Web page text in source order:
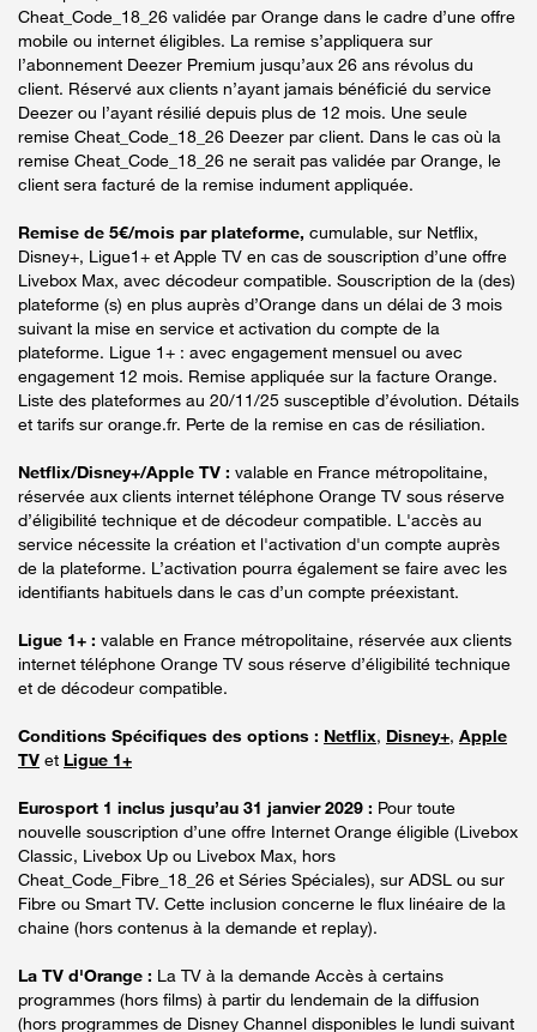
Cheat_Code_18_26 validée par Orange dans le cadre d’une offre
mobile ou internet éligibles. La remise s’appliquera sur
l’abonnement Deezer Premium jusqu’aux 26 ans révolus du
client. Réservé aux clients n’ayant jamais bénéficié du service
Deezer ou l’ayant résilié depuis plus de 12 mois. Une seule
remise Cheat_Code_18_26 Deezer par client. Dans le cas où la
remise Cheat_Code_18_26 ne serait pas validée par Orange, le
client sera facturé de la remise indument appliquée.
Remise de 5€/mois par plateforme, cumulable, sur Netflix,
Disney+, Ligue1+ et Apple TV en cas de souscription d’une offre
Livebox Max, avec décodeur compatible. Souscription de la (des)
plateforme (s) en plus auprès d’Orange dans un délai de 3 mois
suivant la mise en service et activation du compte de la
plateforme. Ligue 1+ : avec engagement mensuel ou avec
engagement 12 mois. Remise appliquée sur la facture Orange.
Liste des plateformes au 20/11/25 susceptible d’évolution. Détails
et tarifs sur orange.fr. Perte de la remise en cas de résiliation.
Netflix/Disney+/Apple TV : valable en France métropolitaine,
réservée aux clients internet téléphone Orange TV sous réserve
d’éligibilité technique et de décodeur compatible. L'accès au
service nécessite la création et l'activation d'un compte auprès
de la plateforme. L’activation pourra également se faire avec les
identifiants habituels dans le cas d’un compte préexistant.
Ligue 1+ : valable en France métropolitaine, réservée aux clients
internet téléphone Orange TV sous réserve d’éligibilité technique
et de décodeur compatible.
Conditions Spécifiques des options : Netflix, Disney+, Apple
TV et Ligue 1+
Eurosport 1 inclus jusqu’au 31 janvier 2029 : Pour toute
nouvelle souscription d’une offre Internet Orange éligible (Livebox
Classic, Livebox Up ou Livebox Max, hors
Cheat_Code_Fibre_18_26 et Séries Spéciales), sur ADSL ou sur
Fibre ou Smart TV. Cette inclusion concerne le flux linéaire de la
chaine (hors contenus à la demande et replay).
La TV d'Orange : La TV à la demande Accès à certains
programmes (hors films) à partir du lendemain de la diffusion
(hors programmes de Disney Channel disponibles le lundi suivant